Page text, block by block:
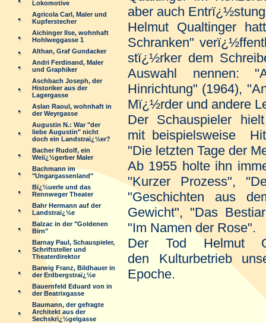
Lokomotive
Agricola Carl, Maler und
Kupferstecher
Aichinger Ilse, wohnhaft
Hohlweggasse 1
Althan, Graf Gundacker
Andri Ferdinand, Maler
und Graphiker
Aschbach Joseph, der
Historiker aus der
Lagergasse
Aslan Raoul, wohnhaft in
der Weyrgasse
Augustin N.: War "der
liebe Augustin" nicht
doch ein Landstraï¿½er?
Bacher Rudolf, ein
Weiï¿½gerber Maler
Bachmann im
"Ungargassenland"
Bï¿½uerle und das
Rennweger Theater
Bahr Hermann auf der
Landstraï¿½e
Balzac in der "Goldenen
Birn"
Barnay Paul, Schauspieler,
Schriftsteller und
Theaterdirektor
Barwig Franz, Bildhauer in
der Erdbergstraï¿½e
Bauernfeld Eduard von in
der Beatrixgasse
Baumann, der gefragte
Architekt aus der
Sechskrï¿½gelgasse
aber auch
Helmut Qualtinger
Schranken"
stï¿½rker dem
Auswahl nennen:
Hinrichtung" (1964),
Mï¿½rder und andere
Der Schauspieler
mit beispielsweise
"Die letzten Tage der
Ab 1955 holte ihn
"Kurzer Prozess",
"Geschichten aus
Gewicht", "Das
"Im Namen der Rose".
Der Tod Helmut
den Kulturbetrieb
Epoche.